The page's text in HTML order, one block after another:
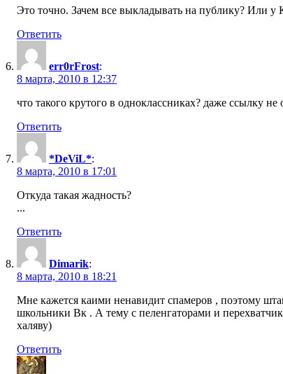
Это точно. Зачем все выкладывать на публику? Или
Ответить
err0rFrost:
8 марта, 2010 в 12:37
что такого крутого в одноклассниках? даже ссылку
Ответить
*DeViL*:
8 марта, 2010 в 17:01
Откуда такая жадность?
...
Ответить
Dimarik:
8 марта, 2010 в 18:21
Мне кажется каими ненавидит спамеров , поэтому
школьники Вк . А тему с пеленгаторами и
халяву)
Ответить